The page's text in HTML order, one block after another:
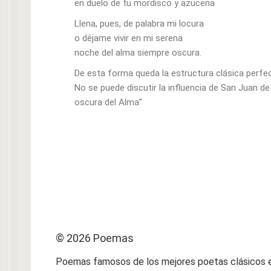
en duelo de tu mordisco y azucena
Llena, pues, de palabra mi locura
o déjame vivir en mi serena
noche del alma siempre oscura.
De esta forma queda la estructura clásica
No se puede discutir la influencia de San Juan
oscura del Alma”
© 2026 Poemas
Poemas famosos de los mejores poetas clásicos